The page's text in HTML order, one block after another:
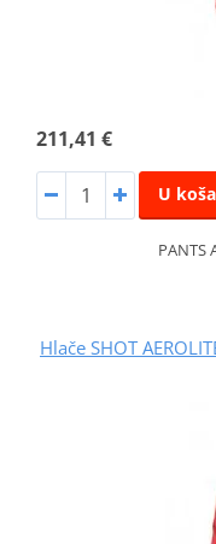
211,41 €
U
PANTS
Hlače SHOT